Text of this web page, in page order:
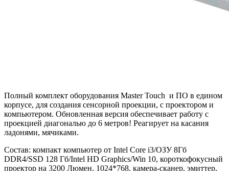
Полный комплект оборудования Master Touch и ПО в едином
корпусе, для создания сенсорной проекции, с проектором и
компьютером. Обновленная версия обеспечивает работу с
проекцией диагональю до 6 метров! Реагирует на касания
ладонями, мячиками.
Состав: компакт компьютер от Intel Core i3/ОЗУ 8Гб
DDR4/SSD 128 Гб/Intel HD Graphics/Win 10, короткофокусный
проектор на 3200 Люмен, 1024*768, камера-сканер, эмиттер,